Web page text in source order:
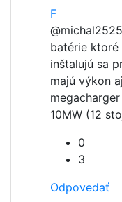
F
batérie
inštalujú sa
majú výkon
10MW (12
0
3
Odpovedať